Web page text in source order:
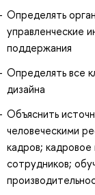
Определять
управленческие
поддержания
Определять все
дизайна
Объяснить
человеческими
кадров;
сотрудников;